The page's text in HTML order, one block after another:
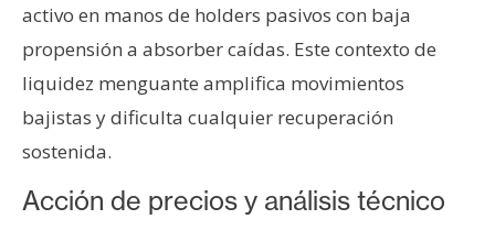
activo en manos de holders pasivos con baja
propensión a absorber caídas. Este contexto de
liquidez menguante amplifica movimientos
bajistas y dificulta cualquier recuperación
sostenida.
Acción de precios y análisis técnico